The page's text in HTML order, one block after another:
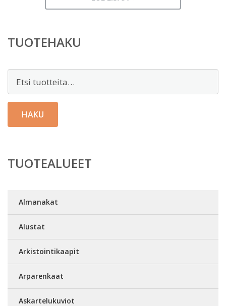
on:
TUOTEHAKU
HAKU
TUOTEALUEET
Almanakat
Alustat
Arkistointikaapit
Arparenkaat
Askartelukuviot